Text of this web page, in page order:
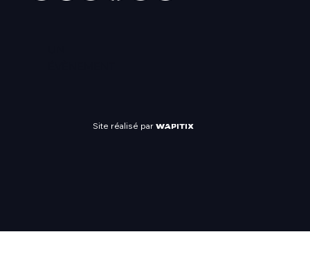
Site réalisé par